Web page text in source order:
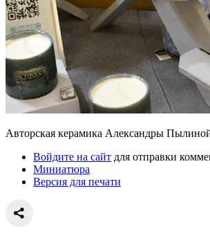
Авторская керамика Александры
Войдите на сайт для отправки
Миниатюра
Версия для печати